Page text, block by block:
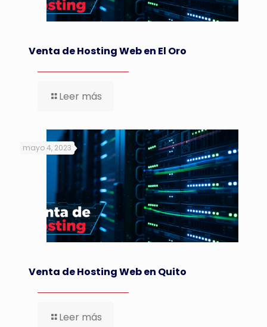
Venta de Hosting Web en El Oro
Leer más
mayo 4, 2023
Venta de Hosting Web en Quito
Leer más